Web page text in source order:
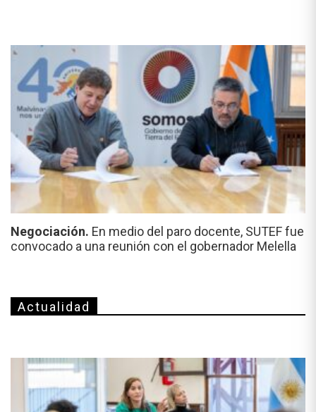
Negociación. En medio del paro docente, SUTEF fue
convocado a una reunión con el gobernador Melella
Actualidad